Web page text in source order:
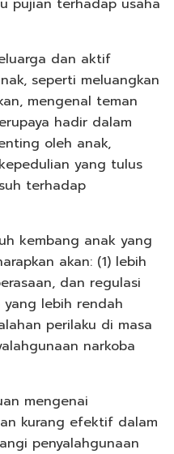
pujian terhadap usaha
dan aktif
seperti meluangkan
mengenal teman
hadir dalam
oleh anak,
yang tulus
terhadap
kembang anak yang
akan: (1) lebih
dan regulasi
lebih rendah
perilaku di masa
narkoba
mengenai
kurang efektif dalam
penyalahgunaan